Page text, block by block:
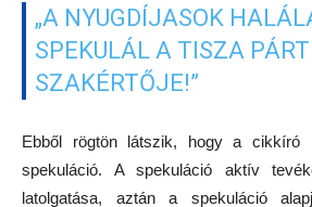
„A NYUGDÍJASOK
SPEKULÁL A TISZA PÁRT
SZAKÉRTŐJE!”
Ebből rögtön látszik, hogy a
spekuláció. A spekuláció aktív
latolgatása, aztán a spekuláció